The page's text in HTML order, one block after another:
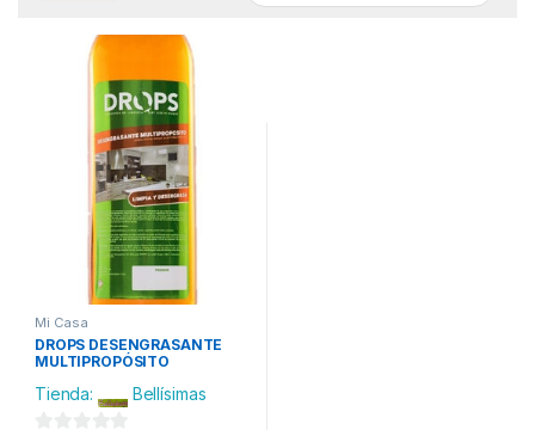
Mi Casa
DROPS DESENGRASANTE
MULTIPROPÓSITO
Tienda: Bellísimas